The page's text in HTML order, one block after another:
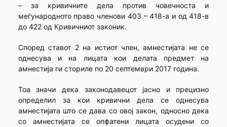
– за кривичните дела против човечноста и
меѓународното право членови 403 – 418-а и од 418-в
до 422 од Кривичниот законик.
Според ставот 2 на истиот член, амнестијата не се
однесува и на лицата кои делата предмет на
амнестија ги сториле по 20 септември 2017 година.
Тоа значи дека законодавецот јасно и прецизно
определил за кои кривични дела се однесува
амнестијата што се дава со овој закон, односно дека
со амнестијата се опфатени лицата осудени со